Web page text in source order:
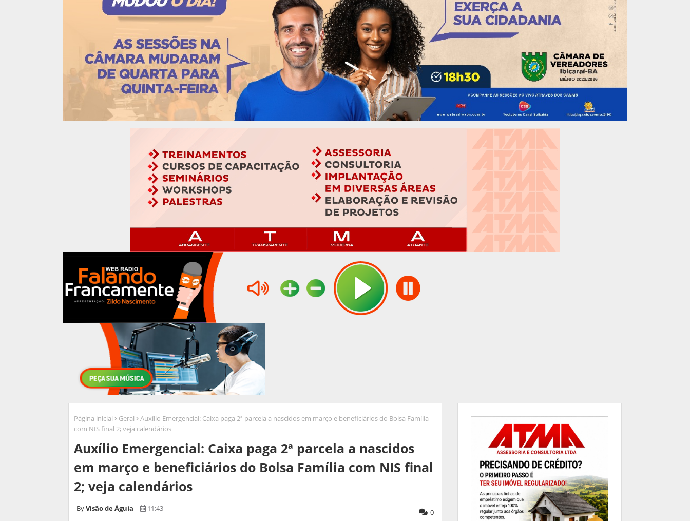
Página inicial Geral
Auxílio Emergencial: Caixa paga 2ª parcela a nascidos em março e beneficiários do Bolsa Família
com NIS final 2; veja calendários
Auxílio Emergencial: Caixa paga 2ª parcela a nascidos
em março e beneficiários do Bolsa Família com NIS final
2; veja calendários
Visão de Águia 11:43 0